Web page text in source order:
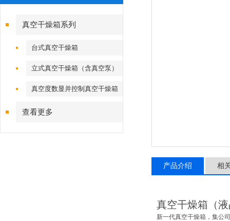
真空干燥箱系列
台式真空干燥箱
立式真空干燥箱（含真空泵）
真空度数显并控制真空干燥箱
查看更多
产品介绍 相
真空干燥箱 （
新一代真空干燥箱，集公